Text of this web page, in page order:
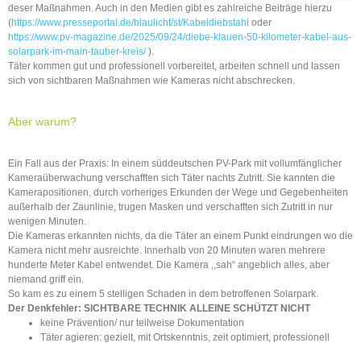
deser Maßnahmen. Auch in den Medien gibt es zahlreiche Beiträge hierzu
(https://www.presseportal.de/blaulicht/st/Kabeldiebstahl oder
https://www.pv-magazine.de/2025/09/24/diebe-klauen-50-kilometer-kabel-aus-
solarpark-im-main-tauber-kreis/).
Täter kommen gut und professionell vorbereitet, arbeiten schnell und lassen
sich von sichtbaren Maßnahmen wie Kameras nicht abschrecken.
Aber warum?
Ein Fall aus der Praxis: In einem süddeutschen PV-Park mit vollumfänglicher
Kameraüberwachung verschafften sich Täter nachts Zutritt. Sie kannten die
Kamerapositionen, durch vorheriges Erkunden der Wege und Gegebenheiten
außerhalb der Zaunlinie, trugen Masken und verschafften sich Zutritt in nur
wenigen Minuten.
Die Kameras erkannten nichts, da die Täter an einem Punkt eindrungen wo die
Kamera nicht mehr ausreichte. Innerhalb von 20 Minuten waren mehrere
hunderte Meter Kabel entwendet. Die Kamera ,,sah“ angeblich alles, aber
niemand griff ein.
So kam es zu einem 5 stelligen Schaden in dem betroffenen Solarpark.
Der Denkfehler: SICHTBARE TECHNIK ALLEINE SCHÜTZT NICHT
keine Prävention/ nur teilweise Dokumentation
Täter agieren: gezielt, mit Ortskenntnis, zeit optimiert, professionell